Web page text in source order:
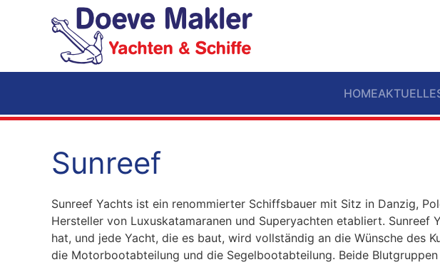
Zum Hauptinhalt springen
HOME
Sunreef
Sunreef Yachts ist ein renommierter Schiffsbauer mit Sitz in Danzig,
Hersteller von Luxuskatamaranen und Superyachten etabliert.
hat, und jede Yacht, die es baut, wird vollständig an die Wünsche des
die Motorbootabteilung und die Segelbootabteilung. Beide